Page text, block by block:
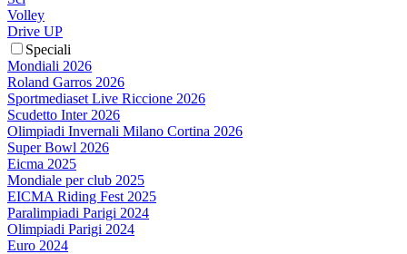
Volley
Drive UP
Speciali
Mondiali 2026
Roland Garros 2026
Sportmediaset Live Riccione 2026
Scudetto Inter 2026
Olimpiadi Invernali Milano Cortina 2026
Super Bowl 2026
Eicma 2025
Mondiale per club 2025
EICMA Riding Fest 2025
Paralimpiadi Parigi 2024
Olimpiadi Parigi 2024
Euro 2024